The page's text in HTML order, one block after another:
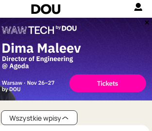
Wszystkie wpisy